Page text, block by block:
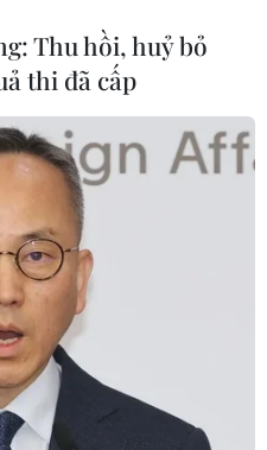
180 nhà định cư
Jerusalem Brachie
ở khu vực Gilo đã được
cấp phép nói trên chỉ là
lô nhà.
Thu hồi, huỷ bỏ
thi đã cấp